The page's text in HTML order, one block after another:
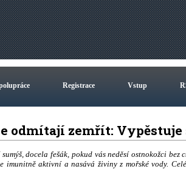
Registrace Vstup
odmítají zemřít:
docela fešák, pokud vás neděsí ostnokožci
imunitně aktivní a nasává živiny z mořské vody.